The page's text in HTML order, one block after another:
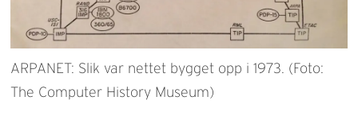
ARPANET: Slik var nettet bygget opp i 1973. (Foto:
The Computer History Museum)